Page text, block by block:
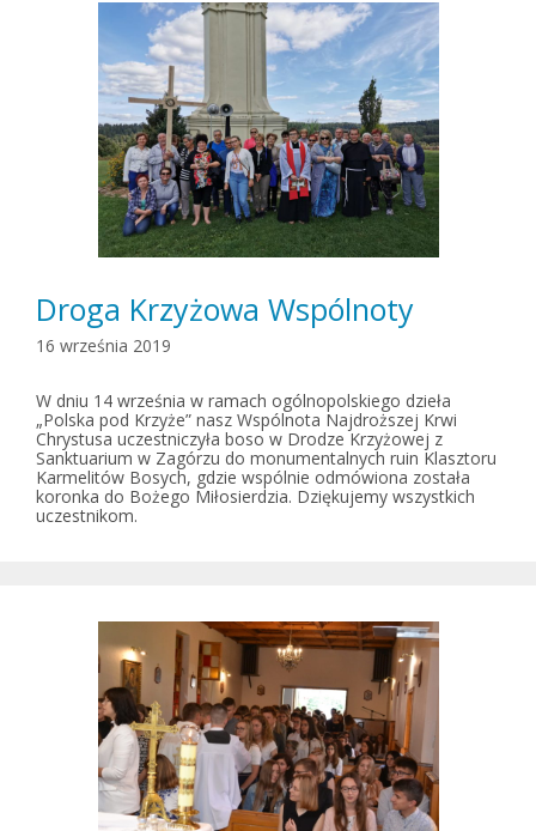
Droga Krzyżowa Wspólnoty
16 września 2019
W dniu 14 września w ramach ogólnopolskiego dzieła
„Polska pod Krzyże” nasz Wspólnota Najdroższej Krwi
Chrystusa uczestniczyła boso w Drodze Krzyżowej z
Sanktuarium w Zagórzu do monumentalnych ruin Klasztoru
Karmelitów Bosych, gdzie wspólnie odmówiona została
koronka do Bożego Miłosierdzia. Dziękujemy wszystkich
uczestnikom.